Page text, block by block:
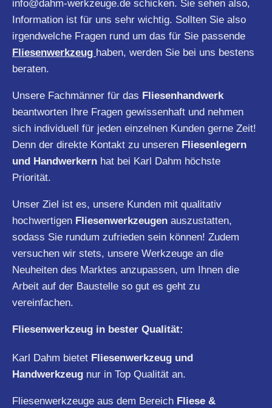
info@dahm-werkzeuge.de schicken. Sie sehen also,
Information ist für uns sehr wichtig. Sollten Sie also
irgendwelche Fragen rund um das für Sie passende
Fliesenwerkzeug haben, werden Sie bei uns bestens
beraten.
Unsere Fachmänner für das Fliesenhandwerk
beantworten Ihre Fragen gewissenhaft und nehmen
sich individuell für jeden einzelnen Kunden gerne Zeit!
Denn der direkte Kontakt zu unseren Fliesenlegern
und Handwerkern hat bei Karl Dahm höchste
Priorität.
Unser Ziel ist es, unsere Kunden mit qualitativ
hochwertigen Fliesenwerkzeugen auszustatten,
sodass Sie rundum zufrieden sein können! Zudem
versuchen wir stets, unsere Werkzeuge an die
Neuheiten des Marktes anzupassen, um Ihnen die
Arbeit auf der Baustelle so gut es geht zu
vereinfachen.
Fliesenwerkzeug in bester Qualität:
Karl Dahm bietet Fliesenwerkzeug und
Handwerkzeug nur in Top Qualität an.
Fliesenwerkzeuge aus dem Bereich Fliese &